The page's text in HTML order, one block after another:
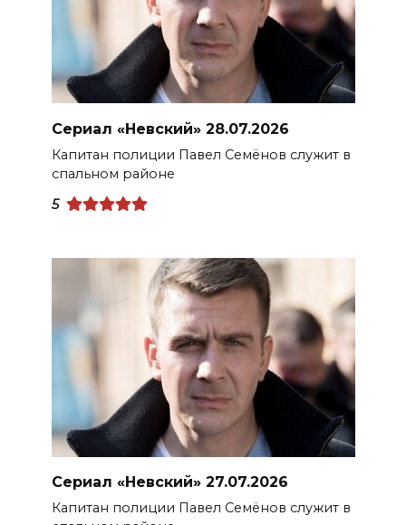
Сериал «Невский» 28.07.2026
Капитан полиции Павел Семёнов служит в
спальном районе
5
Сериал «Невский» 27.07.2026
Капитан полиции Павел Семёнов служит в